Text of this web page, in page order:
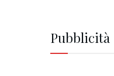
Pubblicità